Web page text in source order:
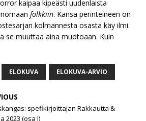
kaipaa kipeästi uudenlaista
folkkiin. Kansa perinteineen on
kolmannesta osasta käy ilmi.
se muuttaa aina muotoaan. Kuin
ELOKUVA ELOKUVA-ARVIO
spefikirjoittajan Rakkautta &
2023 (osa I)